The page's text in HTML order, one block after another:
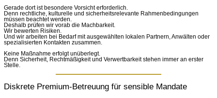
Gerade dort ist besondere Vorsicht erforderlich.
Denn rechtliche, kulturelle und sicherheitsrelevante Rahmenbedingungen
müssen beachtet werden.
Deshalb prüfen wir vorab die Machbarkeit.
Wir bewerten Risiken.
Und wir arbeiten bei Bedarf mit ausgewählten lokalen Partnern, Anwälten oder
spezialisierten Kontakten zusammen.
Keine Maßnahme erfolgt unüberlegt.
Denn Sicherheit, Rechtmäßigkeit und Verwertbarkeit stehen immer an erster
Stelle.
Diskrete Premium-Betreuung für sensible Mandate